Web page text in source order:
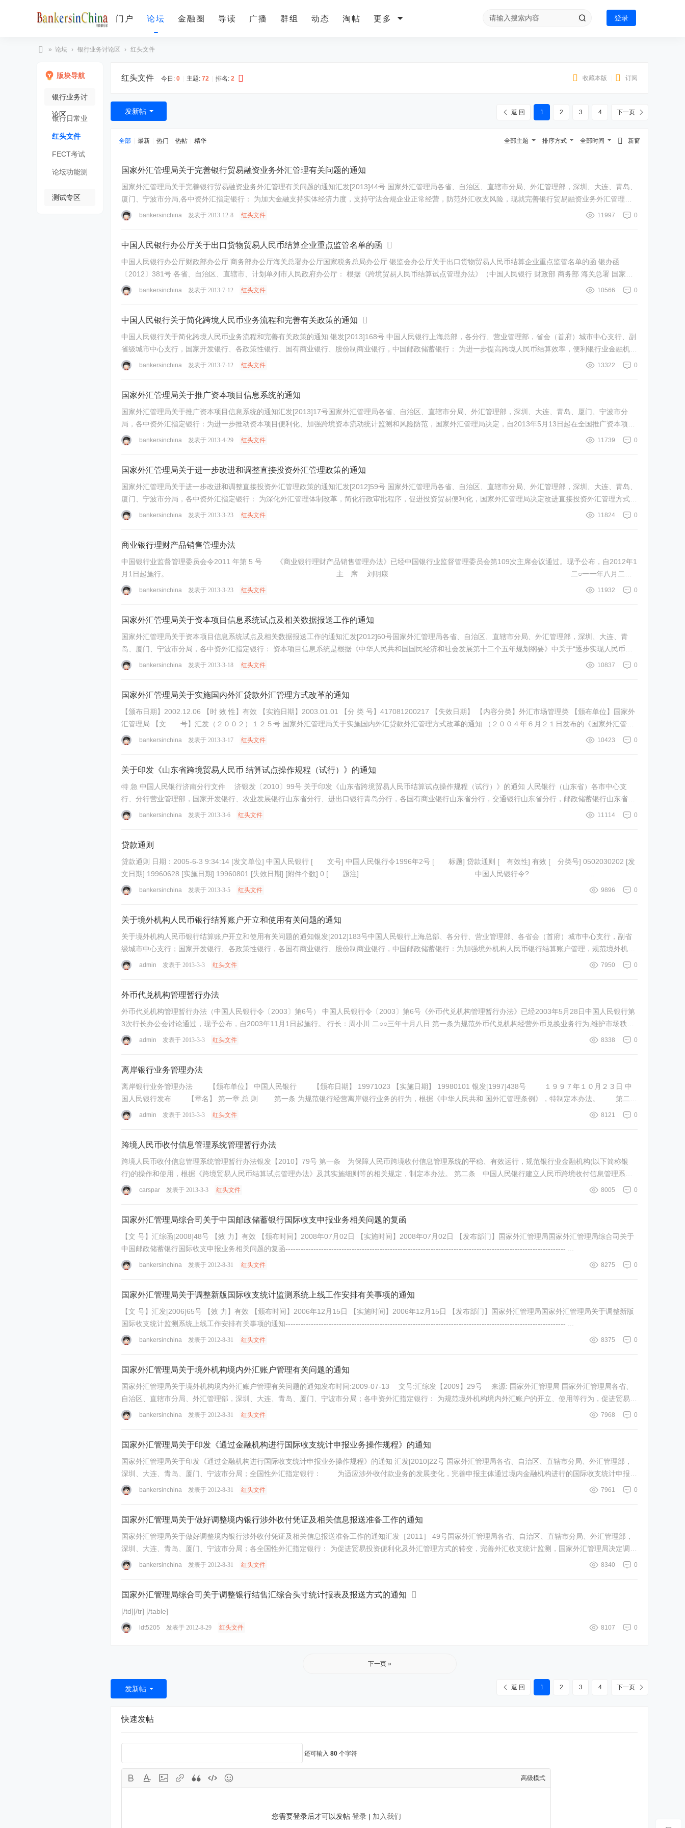
门户 论坛 金融圈 导读 广播 群组 动态 淘帖 更多 登录
» 论坛 › 银行业务讨论区 › 红头文件
版块导航
银行业务讨
论区
银行日常业
务讨论
红头文件
FECT考试
专区
论坛功能测
测试专区
收藏本版 订阅
红头文件 今日: 0 主题: 72 排名: 2
1 2 3 4 下一页
返 回
发新帖
新窗
全部时间
排序方式
全部主题
全部 最新 热门 热帖 精华
国家外汇管理局关于完善银行贸易融资业务外汇管理有关问题的通知
国家外汇管理局关于完善银行贸易融资业务外汇管理有关问题的通知汇发[2013]44号 国家外汇管理局各省、自治区、直辖市分局、外汇管理部，深圳、大连、青岛、
厦门、宁波市分局,各中资外汇指定银行： 为加大金融支持实体经济力度，支持守法合规企业正常经营，防范外汇收支风险，现就完善银行贸易融资业务外汇管理有
关问题通知 ...
0
11997
bankersinchina 发表于 2013-12-8 红头文件
中国人民银行办公厅关于出口货物贸易人民币结算企业重点监管名单的函
中国人民银行办公厅财政部办公厅 商务部办公厅海关总署办公厅国家税务总局办公厅 银监会办公厅关于出口货物贸易人民币结算企业重点监管名单的函 银办函
〔2012〕381号 各省、自治区、直辖市、计划单列市人民政府办公厅： 根据《跨境贸易人民币结算试点管理办法》（中国人民银行 财政部 商务部 海关总署 国家税
务总局中国银 ...
0
10566
bankersinchina 发表于 2013-7-12 红头文件
中国人民银行关于简化跨境人民币业务流程和完善有关政策的通知
中国人民银行关于简化跨境人民币业务流程和完善有关政策的通知 银发[2013]168号 中国人民银行上海总部，各分行、营业管理部，省会（首府）城市中心支行、副
省级城市中心支行，国家开发银行、各政策性银行、国有商业银行、股份制商业银行，中国邮政储蓄银行： 为进一步提高跨境人民币结算效率，便利银行业金融机构
（以下简 ...
0
13322
bankersinchina 发表于 2013-7-12 红头文件
国家外汇管理局关于推广资本项目信息系统的通知
国家外汇管理局关于推广资本项目信息系统的通知汇发[2013]17号国家外汇管理局各省、自治区、直辖市分局、外汇管理部，深圳、大连、青岛、厦门、宁波市分
局，各中资外汇指定银行：为进一步推动资本项目便利化、加强跨境资本流动统计监测和风险防范，国家外汇管理局决定，自2013年5月13日起在全国推广资本项目
信息系统。现就 ...
0
11739
bankersinchina 发表于 2013-4-29 红头文件
国家外汇管理局关于进一步改进和调整直接投资外汇管理政策的通知
国家外汇管理局关于进一步改进和调整直接投资外汇管理政策的通知汇发[2012]59号 国家外汇管理局各省、自治区、直辖市分局、外汇管理部，深圳、大连、青岛、
厦门、宁波市分局，各中资外汇指定银行： 为深化外汇管理体制改革，简化行政审批程序，促进投资贸易便利化，国家外汇管理局决定改进直接投资外汇管理方式，
取消和调整 ...
0
11824
bankersinchina 发表于 2013-3-23 红头文件
商业银行理财产品销售管理办法
中国银行业监督管理委员会令2011 年第 5 号 《商业银行理财产品销售管理办法》已经中国银行业监督管理委员会第109次主席会议通过。现予公布，自2012年1
月1日起施行。 主 席 刘明康 二○一一年八月二十
八日 商业 ...
0
11932
bankersinchina 发表于 2013-3-23 红头文件
国家外汇管理局关于资本项目信息系统试点及相关数据报送工作的通知
国家外汇管理局关于资本项目信息系统试点及相关数据报送工作的通知汇发[2012]60号国家外汇管理局各省、自治区、直辖市分局、外汇管理部，深圳、大连、青
岛、厦门、宁波市分局，各中资外汇指定银行： 资本项目信息系统是根据《中华人民共和国国民经济和社会发展第十二个五年规划纲要》中关于“逐步实现人民币资
本项目可兑换 ...
0
10837
bankersinchina 发表于 2013-3-18 红头文件
国家外汇管理局关于实施国内外汇贷款外汇管理方式改革的通知
【颁布日期】2002.12.06 【时 效 性】有效 【实施日期】2003.01.01 【分 类 号】417081200217 【失效日期】 【内容分类】外汇市场管理类 【颁布单位】国家外
汇管理局 【文 号】汇发（２００２）１２５号 国家外汇管理局关于实施国内外汇贷款外汇管理方式改革的通知 （２００４年６月２１日发布的《国家外汇管理
局关于 ...
0
10423
bankersinchina 发表于 2013-3-17 红头文件
关于印发《山东省跨境贸易人民币 结算试点操作规程（试行）》的通知
特 急 中国人民银行济南分行文件 济银发〔2010〕99号 关于印发《山东省跨境贸易人民币结算试点操作规程（试行）》的通知 人民银行（山东省）各市中心支
行、分行营业管理部，国家开发银行、农业发展银行山东省分行、进出口银行青岛分行，各国有商业银行山东省分行，交通银行山东省分行，邮政储蓄银行山东省分
行，山 ...
0
11114
bankersinchina 发表于 2013-3-6 红头文件
贷款通则
贷款通则 日期：2005-6-3 9:34:14 [发文单位] 中国人民银行 [ 文号] 中国人民银行令1996年2号 [ 标题] 贷款通则 [ 有效性] 有效 [ 分类号] 0502030202 [发
文日期] 19960628 [实施日期] 19960801 [失效日期] [附件个数] 0 [ 题注] 中国人民银行令? ...
0
9896
bankersinchina 发表于 2013-3-5 红头文件
关于境外机构人民币银行结算账户开立和使用有关问题的通知
关于境外机构人民币银行结算账户开立和使用有关问题的通知银发[2012]183号中国人民银行上海总部、各分行、营业管理部、各省会（首府）城市中心支行，副省
级城市中心支行；国家开发银行、各政策性银行，各国有商业银行、股份制商业银行，中国邮政储蓄银行：为加强境外机构人民币银行结算账户管理，规范境外机构
人民币银行结 ...
0
7950
admin 发表于 2013-3-3 红头文件
外币代兑机构管理暂行办法
外币代兑机构管理暂行办法（中国人民银行令〔2003〕第6号） 中国人民银行令〔2003〕第6号《外币代兑机构管理暂行办法》已经2003年5月28日中国人民银行第
3次行长办公会讨论通过，现予公布，自2003年11月1日起施行。 行长：周小川 二○○三年十月八日 第一条为规范外币代兑机构经营外币兑换业务行为,维护市场秩序,
...
0
8338
admin 发表于 2013-3-3 红头文件
离岸银行业务管理办法
离岸银行业务管理办法 【颁布单位】 中国人民银行 【颁布日期】 19971023 【实施日期】 19980101 银发[1997]438号 １９９７年１０月２３日 中
国人民银行发布 【章名】 第一章 总 则 第一条 为规范银行经营离岸银行业务的行为，根据《中华人民共和 国外汇管理条例》，特制定本办法。 第二
...
0
8121
admin 发表于 2013-3-3 红头文件
跨境人民币收付信息管理系统管理暂行办法
跨境人民币收付信息管理系统管理暂行办法银发【2010】79号 第一条 为保障人民币跨境收付信息管理系统的平稳、有效运行，规范银行业金融机构(以下简称银
行)的操作和使用，根据《跨境贸易人民币结算试点管理办法》及其实施细则等的相关规定，制定本办法。 第二条 中国人民银行建立人民币跨境收付信息管理系统
(以下 ...
0
8005
carspar 发表于 2013-3-3 红头文件
国家外汇管理局综合司关于中国邮政储蓄银行国际收支申报业务相关问题的复函
【文 号】汇综函[2008]48号 【效 力】有效 【颁布时间】2008年07月02日 【实施时间】2008年07月02日 【发布部门】国家外汇管理局国家外汇管理局综合司关于
中国邮政储蓄银行国际收支申报业务相关问题的复函-------------------------------------------------------------------------------------------------------------- ...
0
8275
bankersinchina 发表于 2012-8-31 红头文件
国家外汇管理局关于调整新版国际收支统计监测系统上线工作安排有关事项的通知
【文 号】汇发[2006]65号 【效 力】有效 【颁布时间】2006年12月15日 【实施时间】2006年12月15日 【发布部门】国家外汇管理局国家外汇管理局关于调整新版
国际收支统计监测系统上线工作安排有关事项的通知-------------------------------------------------------------------------------------------------------------- ...
0
8375
bankersinchina 发表于 2012-8-31 红头文件
国家外汇管理局关于境外机构境内外汇账户管理有关问题的通知
国家外汇管理局关于境外机构境内外汇账户管理有关问题的通知发布时间:2009-07-13 文号:汇综发【2009】29号 来源: 国家外汇管理局 国家外汇管理局各省、
自治区、直辖市分局、外汇管理部，深圳、大连、青岛、厦门、宁波市分局；各中资外汇指定银行： 为规范境外机构境内外汇账户的开立、使用等行为，促进贸易投
资便 ...
0
7968
bankersinchina 发表于 2012-8-31 红头文件
国家外汇管理局关于印发《通过金融机构进行国际收支统计申报业务操作规程》的通知
国家外汇管理局关于印发《通过金融机构进行国际收支统计申报业务操作规程》的通知 汇发[2010]22号 国家外汇管理局各省、自治区、直辖市分局、外汇管理部，
深圳、大连、青岛、厦门、宁波市分局；全国性外汇指定银行： 为适应涉外收付款业务的发展变化，完善申报主体通过境内金融机构进行的国际收支统计申报业
务，国家外 ...
0
7961
bankersinchina 发表于 2012-8-31 红头文件
国家外汇管理局关于做好调整境内银行涉外收付凭证及相关信息报送准备工作的通知
国家外汇管理局关于做好调整境内银行涉外收付凭证及相关信息报送准备工作的通知汇发［2011］ 49号国家外汇管理局各省、自治区、直辖市分局、外汇管理部，
深圳、大连、青岛、厦门、宁波市分局；各全国性外汇指定银行： 为促进贸易投资便利化及外汇管理方式的转变，完善外汇收支统计监测，国家外汇管理局决定调整
境内银 ...
0
8340
bankersinchina 发表于 2012-8-31 红头文件
国家外汇管理局综合司关于调整银行结售汇综合头寸统计报表及报送方式的通知
[/td][/tr] [/table]
0
8107
ldt5205 发表于 2012-8-29 红头文件
下一页 »
1 2 3 4 下一页
返 回
发新帖
快速发帖
还可输入 80 个字符
高级模式
您需要登录后才可以发帖 登录| 加入我们